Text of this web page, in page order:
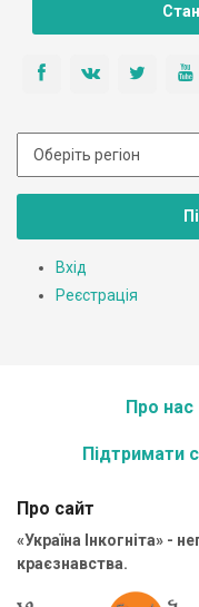
Вхід
Реєстрація
Про нас
Підтримати
Про сайт
«Україна Інкогніта» -
краєзнавства.